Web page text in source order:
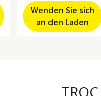
Wenden Sie sich
an den Laden